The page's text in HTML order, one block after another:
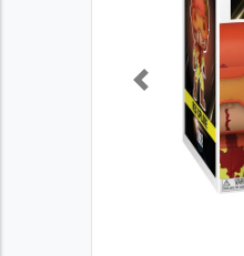
Previous